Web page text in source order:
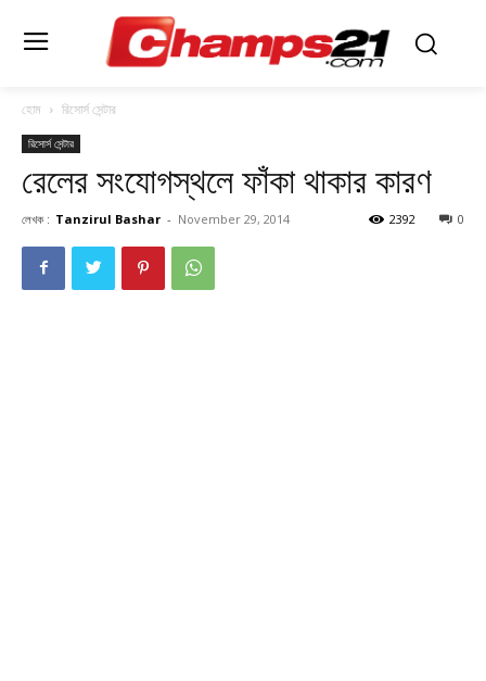
হোম রিসোর্স সেন্টার
রিসোর্স সেন্টার
রেলের সংযোগস্থলে ফাঁকা থাকার কারণ
লেখক : Tanzirul Bashar - November 29, 2014 0
2392